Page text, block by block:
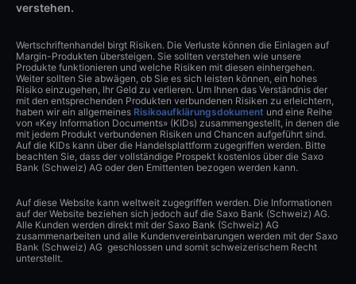
verstehen.
Wertschriftenhandel birgt Risiken. Die Verluste können die Einlagen auf
Margin-Produkten übersteigen. Sie sollten verstehen wie unsere
Produkte funktionieren und welche Risiken mit diesen einhergehen.
Weiter sollten Sie abwägen, ob Sie es sich leisten können, ein hohes
Risiko einzugehen, Ihr Geld zu verlieren. Um Ihnen das Verständnis der
mit den entsprechenden Produkten verbundenen Risiken zu erleichtern,
haben wir ein allgemeines Risikoaufklärungsdokument und eine Reihe
von «Key Information Documents» (KIDs) zusammengestellt, in denen die
mit jedem Produkt verbundenen Risiken und Chancen aufgeführt sind.
Auf die KIDs kann über die Handelsplattform zugegriffen werden. Bitte
beachten Sie, dass der vollständige Prospekt kostenlos über die Saxo
Bank (Schweiz) AG oder den Emittenten bezogen werden kann.
Auf diese Website kann weltweit zugegriffen werden. Die Informationen
auf der Website beziehen sich jedoch auf die Saxo Bank (Schweiz) AG.
Alle Kunden werden direkt mit der Saxo Bank (Schweiz) AG
zusammenarbeiten und alle Kundenvereinbarungen werden mit der Saxo
Bank (Schweiz) AG geschlossen und somit schweizerischem Recht
unterstellt.